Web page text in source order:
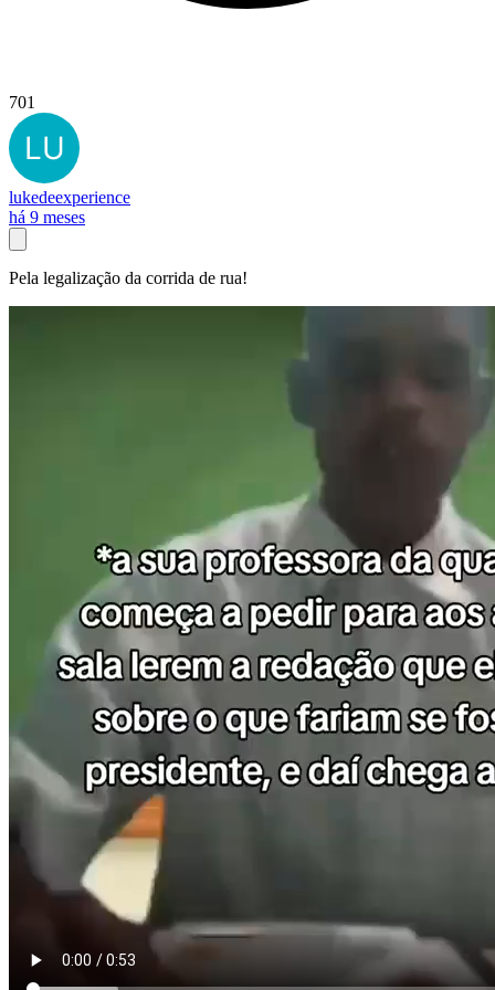
701
lukedeexperience
há 9 meses
Pela legalização da corrida de rua!